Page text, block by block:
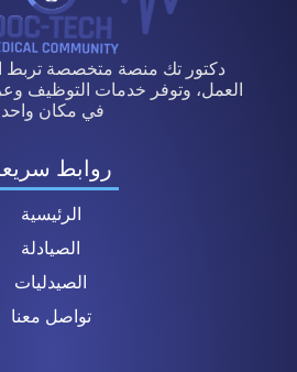
دكتور تك منصة متخصصة تربط
العمل، وتوفر خدمات التوظيف
في مكان
روابط
الرئيسية
الصيادلة
الصيدليات
تواصل معنا